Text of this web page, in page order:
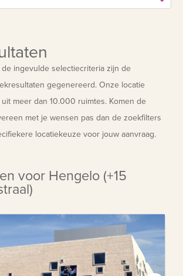
ingevulde selectiecriteria zijn de
gegenereerd. Onze locatie
meer dan 10.000 ruimtes. Komen de
met je wensen pas dan de zoekfilters
locatiekeuze voor jouw aanvraag.
voor Hengelo (+15